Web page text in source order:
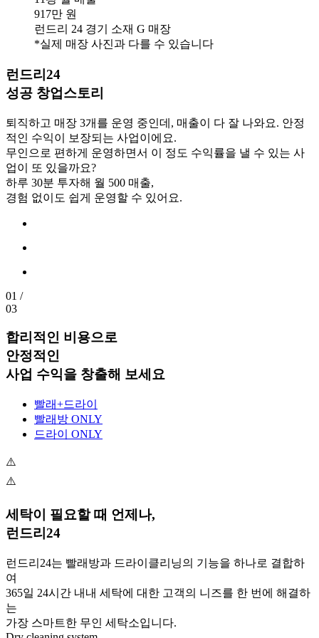
917만 원
런드리 24 경기 소재 G 매장
*실제 매장 사진과 다를 수 있습니다
런드리24
성공 창업스토리
퇴직하고 매장 3개를 운영 중인데, 매출이 다 잘 나와요. 안정
적인 수익이 보장되는 사업이에요.
무인으로 편하게 운영하면서 이 정도 수익률을 낼 수 있는 사
업이 또 있을까요?
하루 30분 투자해 월 500 매출,
경험 없이도 쉽게 운영할 수 있어요.
01 /
03
합리적인 비용으로
안정적인
사업 수익을 창출해 보세요
빨래+드라이
빨래방 ONLY
드라이 ONLY
세탁이 필요할 때 언제나,
런드리24
런드리24는 빨래방과 드라이클리닝의 기능을 하나로 결합하
여
365일 24시간 내내 세탁에 대한 고객의 니즈를 한 번에 해결하
는
가장 스마트한 무인 세탁소입니다.